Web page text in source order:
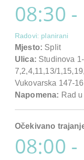
08:30 -
Radovi: planirani
Mjesto: Split
Ulica: Studinova
7,2,4,11,13/
Vukovarska 147-
Napomena: Rad
Očekivano
08:00 -